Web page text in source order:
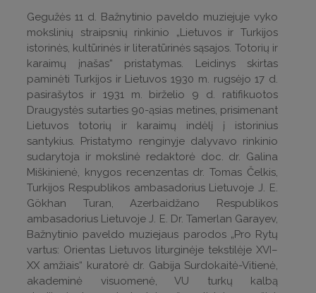
Gegužės 11 d. Bažnytinio paveldo muziejuje vyko
mokslinių straipsnių rinkinio „Lietuvos ir Turkijos
istorinės, kultūrinės ir literatūrinės sąsajos. Totorių ir
karaimų įnašas“ pristatymas. Leidinys skirtas
paminėti Turkijos ir Lietuvos 1930 m. rugsėjo 17 d.
pasirašytos ir 1931 m. birželio 9 d. ratifikuotos
Draugystės sutarties 90-ąsias metines, prisimenant
Lietuvos totorių ir karaimų indėlį į istorinius
santykius. Pristatymo renginyje dalyvavo rinkinio
sudarytoja ir mokslinė redaktorė doc. dr. Galina
Miškinienė, knygos recenzentas dr. Tomas Čelkis,
Turkijos Respublikos ambasadorius Lietuvoje J. E.
Gökhan Turan, Azerbaidžano Respublikos
ambasadorius Lietuvoje J. E. Dr. Tamerlan Garayev,
Bažnytinio paveldo muziejaus parodos „Pro Rytų
vartus: Orientas Lietuvos liturginėje tekstilėje XVI–
XX amžiais“ kuratorė dr. Gabija Surdokaitė-Vitienė,
akademinė visuomenė, VU turkų kalbą